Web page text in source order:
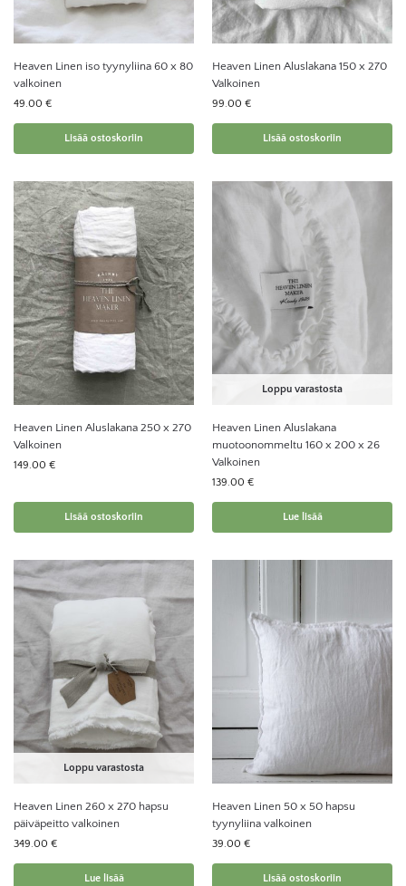
Heaven Linen iso tyynyliina 60 x 80
valkoinen
49.00 €
Lisää ostoskoriin
Heaven Linen Aluslakana 150 x 270
Valkoinen
99.00 €
Lisää ostoskoriin
Heaven Linen Aluslakana 250 x 270
Valkoinen
149.00 €
Lisää ostoskoriin
Loppu varastosta
Heaven Linen Aluslakana
muotoonommeltu 160 x 200 x 26
Valkoinen
139.00 €
Lue lisää
Loppu varastosta
Heaven Linen 260 x 270 hapsu
päiväpeitto valkoinen
349.00 €
Lue lisää
Heaven Linen 50 x 50 hapsu
tyynyliina valkoinen
39.00 €
Lisää ostoskoriin